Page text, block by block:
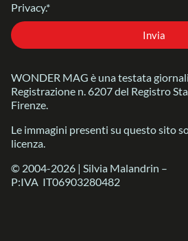
Privacy.*
Invia
WONDER MAG è una testata
Registrazione n. 6207 del Registro
Firenze.
Le immagini presenti su questo sito
licenza.
© 2004-2026 | Silvia Malandrin –
P:IVA IT06903280482